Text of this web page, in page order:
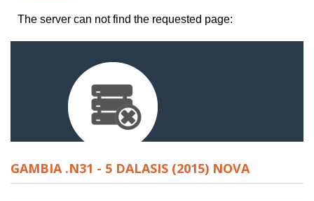
GAMBIA .N31 - 5 DALASIS (2015) NOVA